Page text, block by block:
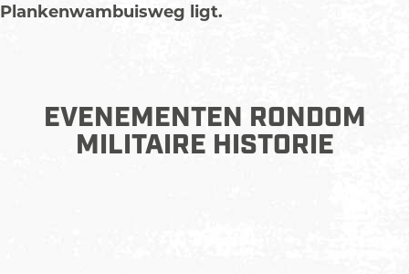
Plankenwambuisweg ligt.
EVENEMENTEN RONDOM
MILITAIRE HISTORIE